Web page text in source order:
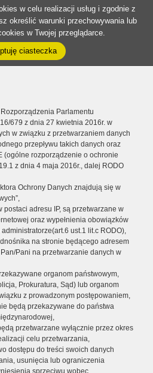
w celu realizacji usług i zgodnie z
określić warunki przechowywania lub
w Twojej przeglądarce.
ciasteczka
Parlamentu
679 z dnia 27 kwietnia 2016r. w
w związku z przetwarzaniem danych
przepływu takich danych oraz
(ogólne rozporządzenie o ochronie
z dnia 4 maja 2016r., dalej RODO
Ochrony Danych znajdują się w
adresu IP, są przetwarzane w
oraz wypełnienia obowiązków
ust.1 lit.c RODO),
na stronie będącego adresem
Pani na przetwarzanie danych w
organom państwowym,
Prokuratura, Sąd) lub organom
z prowadzonym postępowaniem,
będą przekazywane do państwa
przetwarzane wyłącznie przez okres
celu przetwarzania,
dostępu do treści swoich danych
usunięcia lub ograniczenia
sprzeciwu wobec